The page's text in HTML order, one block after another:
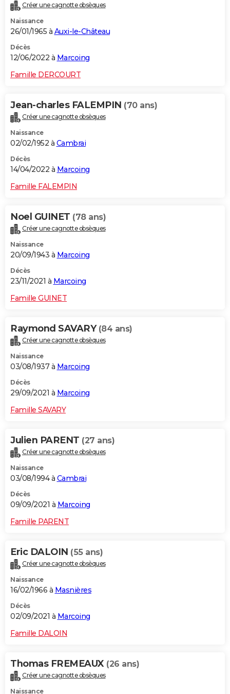
Créer une cagnotte obsèques
Naissance
26/01/1965 à Auxi-le-Château
Décès
12/06/2022 à Marcoing
Famille DERCOURT
Jean-charles FALEMPIN (70 ans)
Créer une cagnotte obsèques
Naissance
02/02/1952 à Cambrai
Décès
14/04/2022 à Marcoing
Famille FALEMPIN
Noel GUINET (78 ans)
Créer une cagnotte obsèques
Naissance
20/09/1943 à Marcoing
Décès
23/11/2021 à Marcoing
Famille GUINET
Raymond SAVARY (84 ans)
Créer une cagnotte obsèques
Naissance
03/08/1937 à Marcoing
Décès
29/09/2021 à Marcoing
Famille SAVARY
Julien PARENT (27 ans)
Créer une cagnotte obsèques
Naissance
03/08/1994 à Cambrai
Décès
09/09/2021 à Marcoing
Famille PARENT
Eric DALOIN (55 ans)
Créer une cagnotte obsèques
Naissance
16/02/1966 à Masnières
Décès
02/09/2021 à Marcoing
Famille DALOIN
Thomas FREMEAUX (26 ans)
Créer une cagnotte obsèques
Naissance